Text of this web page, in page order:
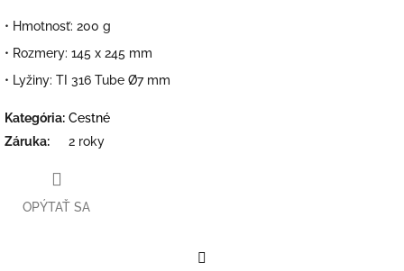
• Hmotnosť: 200 g
• Rozmery: 145 x 245 mm
• Lyžiny: TI 316 Tube Ø7 mm
Kategória: Cestné
Záruka: 2 roky
OPÝTAŤ SA